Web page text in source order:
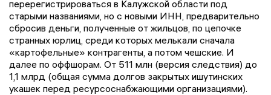
перерегистрироваться в Калужской области под
старыми названиями, но с новыми ИНН, предварительно
сбросив деньги, полученные от жильцов, по цепочке
странных юрлиц, среди которых мелькали сначала
«картофельные» контрагенты, а потом чешские. И
далее по оффшорам. От 511 млн (версия следствия) до
1,1 млрд (общая сумма долгов закрытых ишутинских
укашек перед ресурсоснабжающими организациями).